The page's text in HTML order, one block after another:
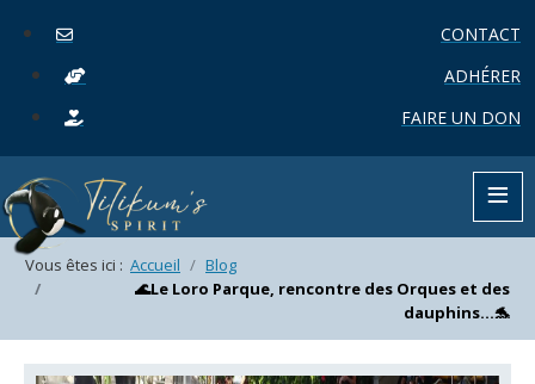
CONTACT
ADHÉRER
FAIRE UN DON
≡
Vous êtes ici : Accueil
Blog
🌊Le Loro Parque, rencontre des Orques et des
dauphins…🐬